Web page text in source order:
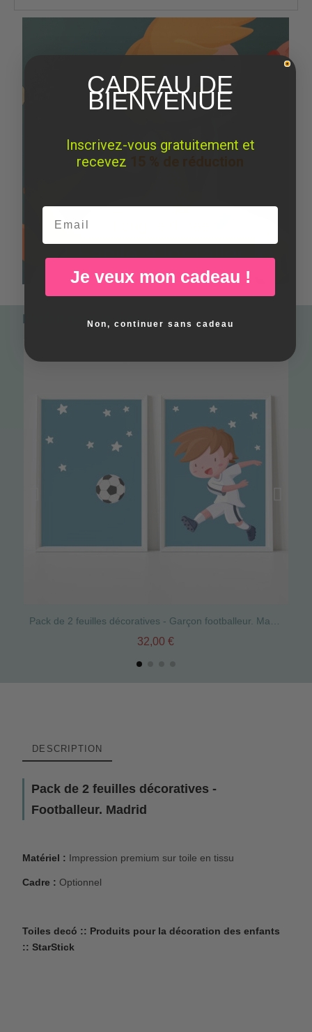
Parfait pour le match
Pack de 2 feuilles décoratives - Garçon footballeur. Madrid
32,00 €
DESCRIPTION
Pack de 2 feuilles décoratives -
Footballeur. Madrid
Matériel : Impression premium sur toile en tissu
Cadre : Optionnel
Toiles decó :: Produits pour la décoration des enfants
:: StarStick
CADEAU DE
BIENVENUE
Inscrivez-vous gratuitement et
recevez
15 % de réduction
Email
Je veux mon cadeau !
Non, continuer sans cadeau